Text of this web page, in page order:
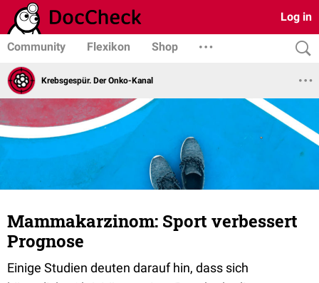
Log in
Community Flexikon Shop
Krebsgespür. Der Onko-Kanal
Mammakarzinom: Sport verbessert
Prognose
Einige Studien deuten darauf hin, dass sich